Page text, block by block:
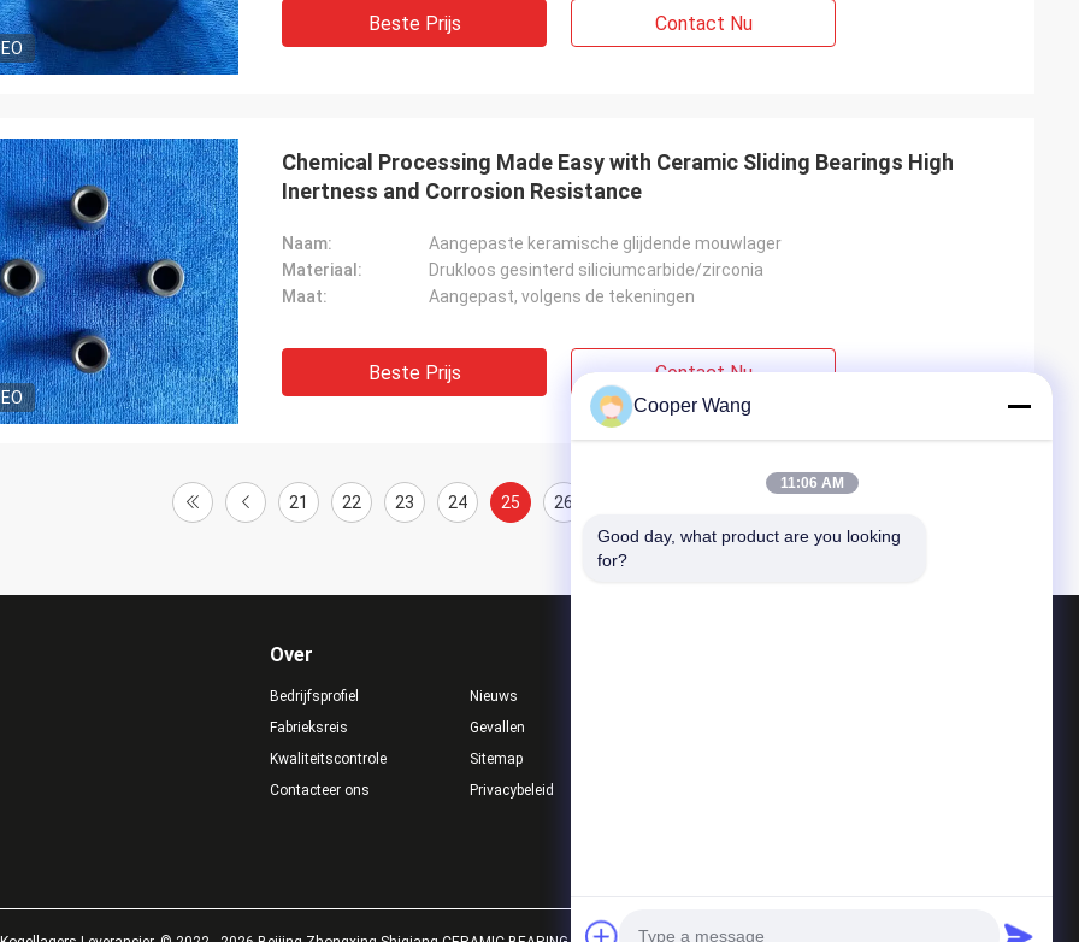
Beste Prijs Contact Nu
Chemical Processing Made Easy with Ceramic Sliding Bearings High
Inertness and Corrosion Resistance
Naam:
Aangepaste keramische glijdende mouwlager
Materiaal:
Drukloos gesinterd siliciumcarbide/zirconia
Maat:
Aangepast, volgens de tekeningen
Beste Prijs Contact Nu
21 22 23 24 25 26
Over
Bedrijfsprofiel
Fabrieksreis
Kwaliteitscontrole
Contacteer ons
Nieuws
Gevallen
Sitemap
Privacybeleid
Cooper Wang
11:06 AM
Good day, what product are you looking
for?